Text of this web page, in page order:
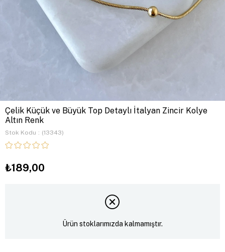
Çelik Küçük ve Büyük Top Detaylı İtalyan Zincir Kolye
Altın Renk
Stok Kodu (13343)
₺189,00
Ürün stoklarımızda kalmamıştır.